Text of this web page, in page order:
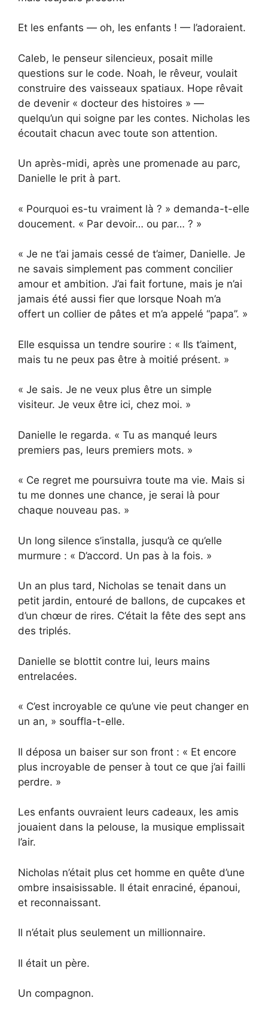
Et les enfants — oh, les enfants ! — l’adoraient.
Caleb, le penseur silencieux, posait mille
questions sur le code. Noah, le rêveur, voulait
construire des vaisseaux spatiaux. Hope rêvait
de devenir « docteur des histoires » —
quelqu’un qui soigne par les contes. Nicholas les
écoutait chacun avec toute son attention.
Un après-midi, après une promenade au parc,
Danielle le prit à part.
« Pourquoi es-tu vraiment là ? » demanda-t-elle
doucement. « Par devoir… ou par… ? »
« Je ne t’ai jamais cessé de t’aimer, Danielle. Je
ne savais simplement pas comment concilier
amour et ambition. J’ai fait fortune, mais je n’ai
jamais été aussi fier que lorsque Noah m’a
offert un collier de pâtes et m’a appelé “papa”. »
Elle esquissa un tendre sourire : « Ils t’aiment,
mais tu ne peux pas être à moitié présent. »
« Je sais. Je ne veux plus être un simple
visiteur. Je veux être ici, chez moi. »
Danielle le regarda. « Tu as manqué leurs
premiers pas, leurs premiers mots. »
« Ce regret me poursuivra toute ma vie. Mais si
tu me donnes une chance, je serai là pour
chaque nouveau pas. »
Un long silence s’installa, jusqu’à ce qu’elle
murmure : « D’accord. Un pas à la fois. »
Un an plus tard, Nicholas se tenait dans un
petit jardin, entouré de ballons, de cupcakes et
d’un chœur de rires. C’était la fête des sept ans
des triplés.
Danielle se blottit contre lui, leurs mains
entrelacées.
« C’est incroyable ce qu’une vie peut changer en
un an, » souffla-t-elle.
Il déposa un baiser sur son front : « Et encore
plus incroyable de penser à tout ce que j’ai failli
perdre. »
Les enfants ouvraient leurs cadeaux, les amis
jouaient dans la pelouse, la musique emplissait
l’air.
Nicholas n’était plus cet homme en quête d’une
ombre insaisissable. Il était enraciné, épanoui,
et reconnaissant.
Il n’était plus seulement un millionnaire.
Il était un père.
Un compagnon.